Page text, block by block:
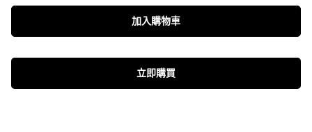
加入購物車
立即購買